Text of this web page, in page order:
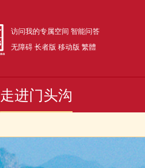
访问我的专属空间 智能问答
无障碍长者版 移动版 繁體
走进门头沟